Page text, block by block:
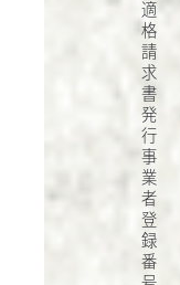
適
格
請
求
書
発
行
事
業
者
登
録
番